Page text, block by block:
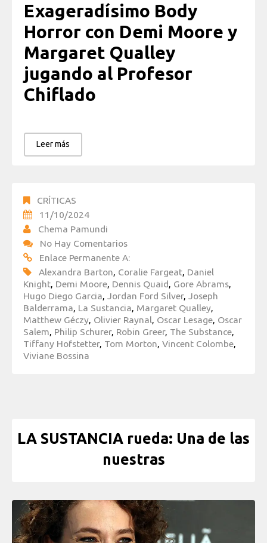
Exageradísimo Body
Horror con Demi Moore y
Margaret Qualley
jugando al Profesor
Chiflado
Leer más
CRÍTICAS
11/10/2024
Chema Pamundi
No Hay Comentarios
Enlace Permanente A:
Alexandra Barton, Coralie Fargeat, Daniel
Knight, Demi Moore, Dennis Quaid, Gore Abrams,
Hugo Diego Garcia, Jordan Ford Silver, Joseph
Balderrama, La Sustancia, Margaret Qualley,
Matthew Géczy, Olivier Raynal, Oscar Lesage, Oscar
Salem, Philip Schurer, Robin Greer, The Substance,
Tiffany Hofstetter, Tom Morton, Vincent Colombe,
Viviane Bossina
LA SUSTANCIA rueda: Una de las
nuestras